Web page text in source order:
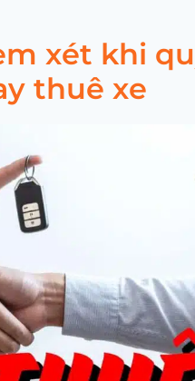
xét khi
thuê xe